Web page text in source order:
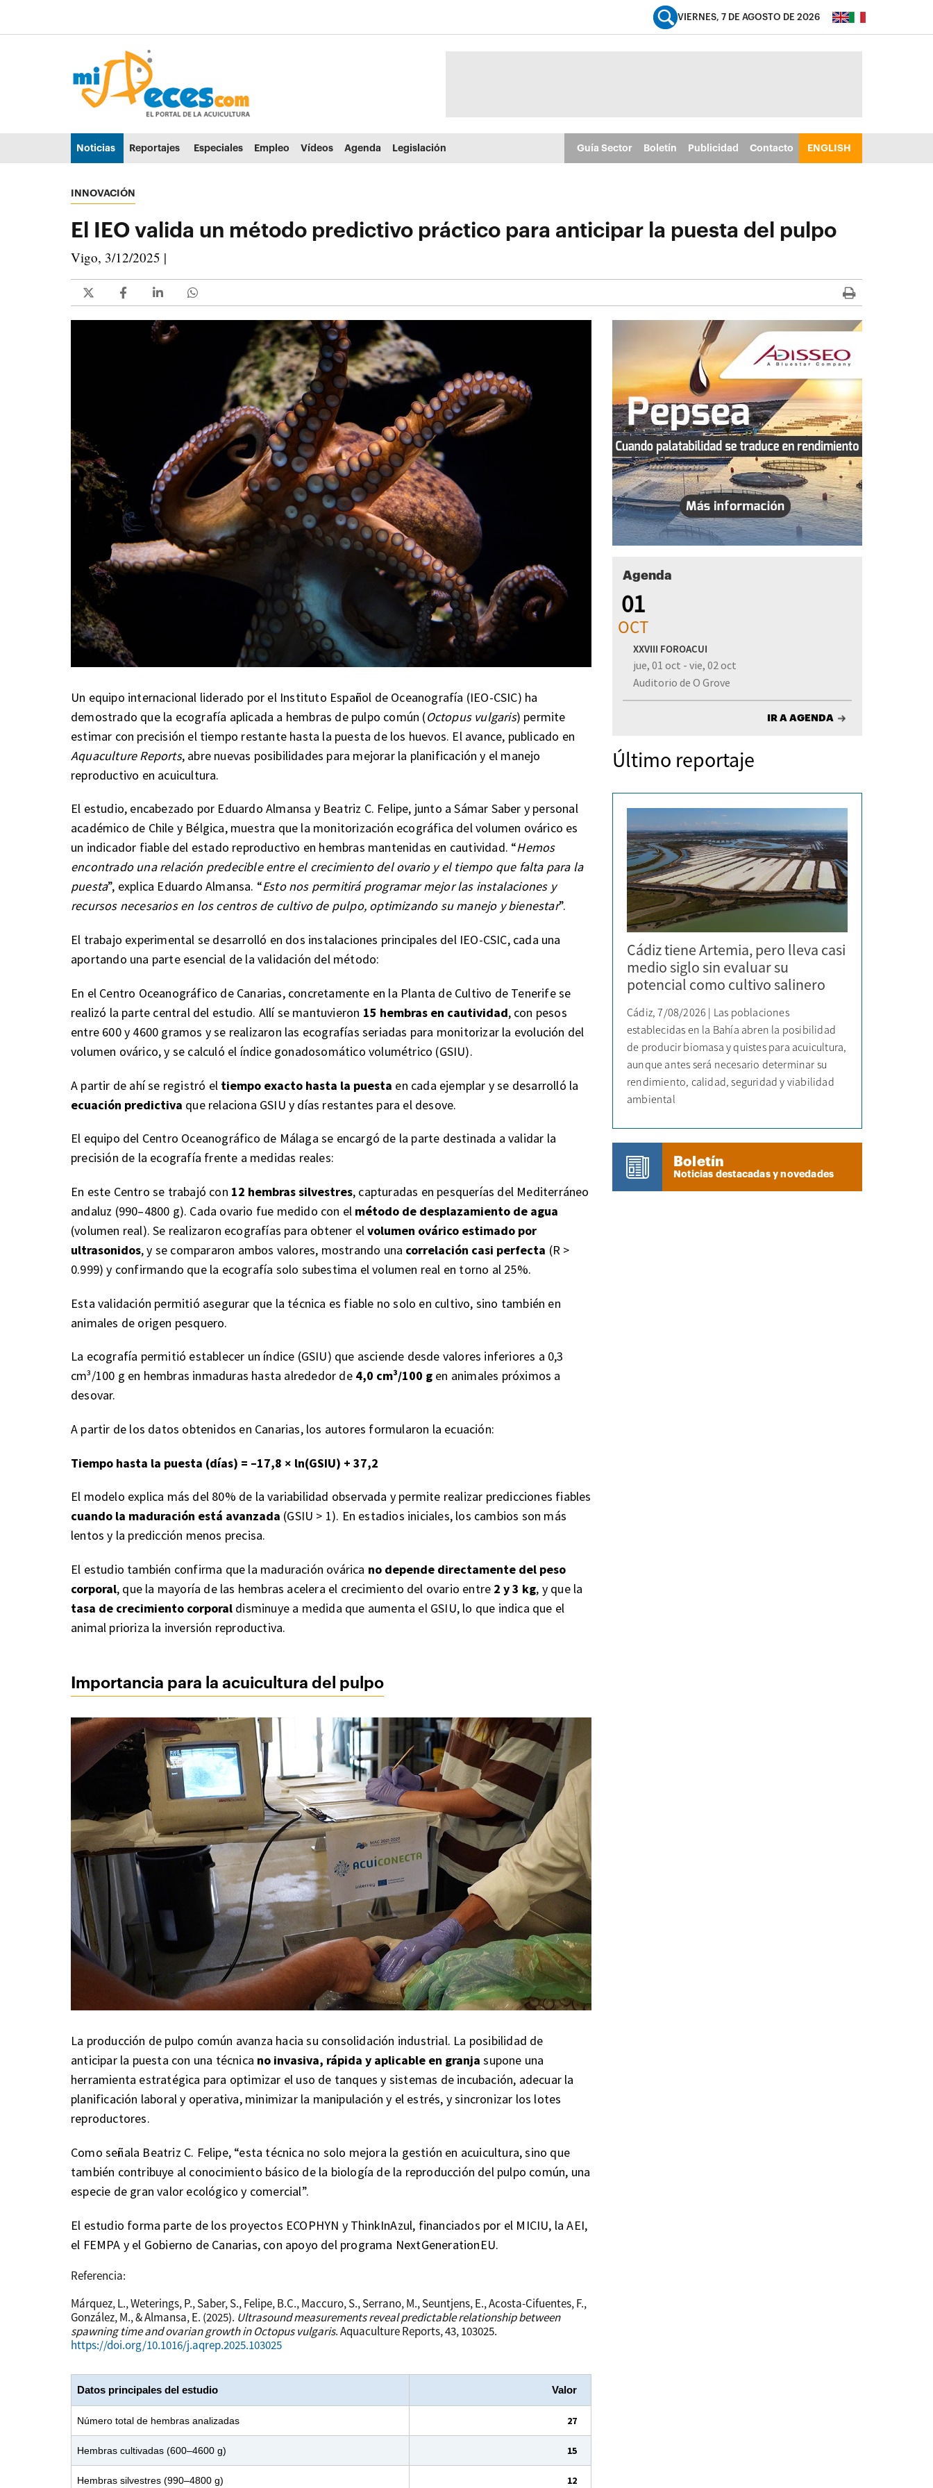
Ir al menú principal (alt + u)
VIERNES, 7 DE AGOSTO DE 2026
Noticias Reportajes Especiales Empleo Vídeos Agenda Legislación Guía Sector Boletín Publicidad Contacto ENGLISH
INNOVACIÓN
El IEO valida un método predictivo práctico para anticipar la puesta del pulpo
Vigo, 3/12/2025 |
Un equipo internacional liderado por el Instituto Español de Oceanografía (IEO-CSIC) ha
demostrado que la ecografía aplicada a hembras de pulpo común (Octopus vulgaris) permite
estimar con precisión el tiempo restante hasta la puesta de los huevos. El avance, publicado en
Aquaculture Reports, abre nuevas posibilidades para mejorar la planificación y el manejo
reproductivo en acuicultura.
El estudio, encabezado por Eduardo Almansa y Beatriz C. Felipe, junto a Sámar Saber y personal
académico de Chile y Bélgica, muestra que la monitorización ecográfica del volumen ovárico es
un indicador fiable del estado reproductivo en hembras mantenidas en cautividad. “Hemos
encontrado una relación predecible entre el crecimiento del ovario y el tiempo que falta para la
puesta”, explica Eduardo Almansa. “Esto nos permitirá programar mejor las instalaciones y
recursos necesarios en los centros de cultivo de pulpo, optimizando su manejo y bienestar”.
El trabajo experimental se desarrolló en dos instalaciones principales del IEO-CSIC, cada una
aportando una parte esencial de la validación del método:
En el Centro Oceanográfico de Canarias, concretamente en la Planta de Cultivo de Tenerife se
realizó la parte central del estudio. Allí se mantuvieron 15 hembras en cautividad, con pesos
entre 600 y 4600 gramos y se realizaron las ecografías seriadas para monitorizar la evolución del
volumen ovárico, y se calculó el índice gonadosomático volumétrico (GSIU).
A partir de ahí se registró el tiempo exacto hasta la puesta en cada ejemplar y se desarrolló la
ecuación predictiva que relaciona GSIU y días restantes para el desove.
El equipo del Centro Oceanográfico de Málaga se encargó de la parte destinada a validar la
precisión de la ecografía frente a medidas reales:
En este Centro se trabajó con 12 hembras silvestres, capturadas en pesquerías del Mediterráneo
andaluz (990–4800 g). Cada ovario fue medido con el método de desplazamiento de agua
(volumen real). Se realizaron ecografías para obtener elvolumen ovárico estimado por
ultrasonidos, y se compararon ambos valores, mostrando una correlación casi perfecta (R >
0.999) y confirmando que la ecografía solo subestima el volumen real en torno al 25%.
Esta validación permitió asegurar que la técnica es fiable no solo en cultivo, sino también en
animales de origen pesquero.
La ecografía permitió establecer un índice (GSIU) que asciende desde valores inferiores a 0,3
cm³/100 g en hembras inmaduras hasta alrededor de 4,0 cm³/100 g en animales próximos a
desovar.
A partir de los datos obtenidos en Canarias, los autores formularon la ecuación:
Tiempo hasta la puesta (días) = –17,8 × ln(GSIU) + 37,2
El modelo explica más del 80% de la variabilidad observada y permite realizar predicciones fiables
cuando la maduración está avanzada (GSIU > 1). En estadios iniciales, los cambios son más
lentos y la predicción menos precisa.
El estudio también confirma que la maduración ovárica no depende directamente del peso
corporal, que la mayoría de las hembras acelera el crecimiento del ovario entre 2 y 3 kg, y que la
tasa de crecimiento corporal disminuye a medida que aumenta el GSIU, lo que indica que el
animal prioriza la inversión reproductiva.
Importancia para la acuicultura del pulpo
La producción de pulpo común avanza hacia su consolidación industrial. La posibilidad de
anticipar la puesta con una técnica no invasiva, rápida y aplicable en granja supone una
herramienta estratégica para optimizar el uso de tanques y sistemas de incubación, adecuar la
planificación laboral y operativa, minimizar la manipulación y el estrés, y sincronizar los lotes
reproductores.
Como señala Beatriz C. Felipe, “esta técnica no solo mejora la gestión en acuicultura, sino que
también contribuye al conocimiento básico de la biología de la reproducción del pulpo común, una
especie de gran valor ecológico y comercial”.
El estudio forma parte de los proyectos ECOPHYN y ThinkInAzul, financiados por el MICIU, la AEI,
el FEMPA y el Gobierno de Canarias, con apoyo del programa NextGenerationEU.
Referencia:
Márquez, L., Weterings, P., Saber, S., Felipe, B.C., Maccuro, S., Serrano, M., Seuntjens, E., Acosta-Cifuentes, F.,
González, M., & Almansa, E. (2025). Ultrasound measurements reveal predictable relationship between
spawning time and ovarian growth in Octopus vulgaris. Aquaculture Reports, 43, 103025.
https://doi.org/10.1016/j.aqrep.2025.103025
Datos principales del estudio Valor
Número total de hembras analizadas 27
Hembras cultivadas (600–4600 g) 15
Hembras silvestres (990–4800 g) 12
Agenda
01
OCT
XXVIII FOROACUI
jue, 01 oct - vie, 02 oct
Auditorio de O Grove
IR A AGENDA
Último reportaje
Cádiz tiene Artemia, pero lleva casi
medio siglo sin evaluar su
potencial como cultivo salinero
Cádiz, 7/08/2026 | Las poblaciones
establecidas en la Bahía abren la posibilidad
de producir biomasa y quistes para acuicultura,
aunque antes será necesario determinar su
rendimiento, calidad, seguridad y viabilidad
ambiental
Boletín
Noticias destacadas y novedades